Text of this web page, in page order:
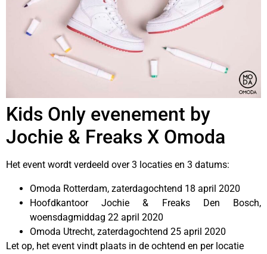
Kids Only evenement by
Jochie & Freaks X Omoda
Het event wordt verdeeld over 3 locaties en 3 datums:
Omoda Rotterdam, zaterdagochtend 18 april 2020
Hoofdkantoor Jochie & Freaks Den Bosch,
woensdagmiddag 22 april 2020
Omoda Utrecht, zaterdagochtend 25 april 2020
Let op, het event vindt plaats in de ochtend en per locatie